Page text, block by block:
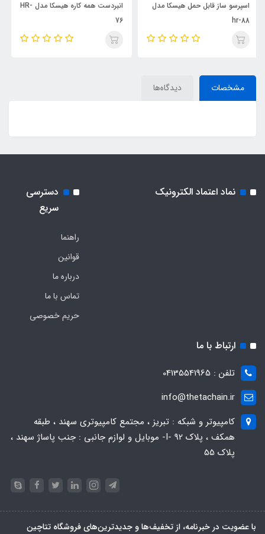
مدل
انبردست همه کاره هیسکا مدل HR-
پایه نگهدارنده گوشی موبایل
مشخصات دیدگاه‌ها
نماد اعتماد الکترونیک
دسترسی
سریع
راهنما
قوانین
درباره ما
تماس با ما
حریم خصوصی
ارتباط با ما
تلفن : 04135541965
info@thetachain.ir
کامپیوتر و شبکه : تبریز ، مجتمع کامپیوتری سهند ، طبقه
همکف ، پلاک 92 -I- موبایل و لوازم جانبی : جنب پاساژ سهند ،
پلاک 55
با عضویت در خبرنامه، از تخفیف‌ها و جدیدترین‌های فروشگاه تتاچین